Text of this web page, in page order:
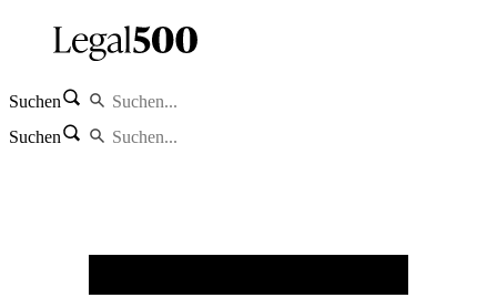
Suchen
Suchen